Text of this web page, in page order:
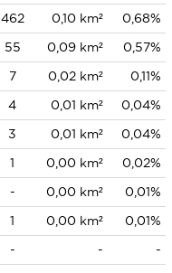
462 0,10 km²
0,68%
55 0,09 km²
0,57%
7 0,02 km²
0,11%
4 0,01 km²
0,04%
3 0,01 km²
0,04%
1 0,00 km²
0,02%
- 0,00 km²
0,01%
1 0,00 km²
0,01%
- -
-